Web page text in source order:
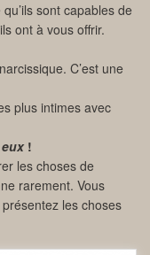
sont capables de
ont à vous offrir.
C’est une
plus intimes avec
!
les choses de
rarement. Vous
les choses